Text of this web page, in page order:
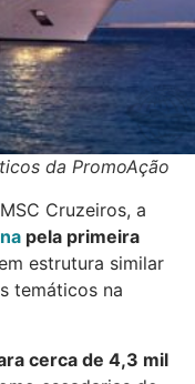
da PromoAção
Cruzeiros, a
pela primeira
estrutura similar
temáticos na
cerca de 4,3 mil